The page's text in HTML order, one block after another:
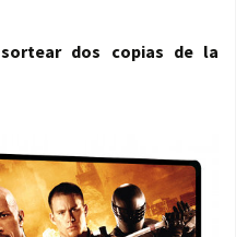
sortear dos copias de la